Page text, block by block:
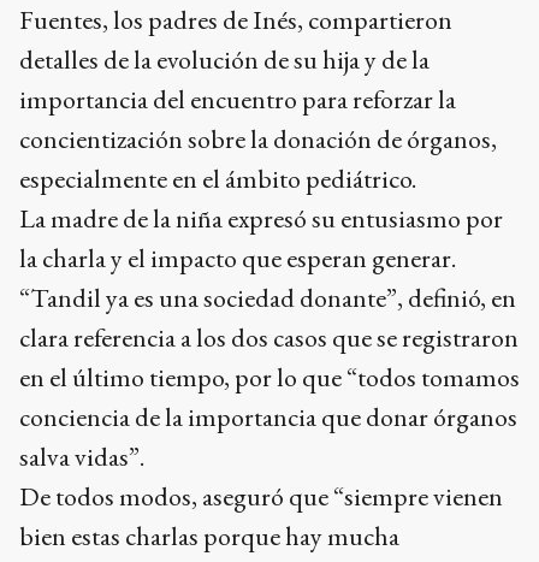
Fuentes, los padres de Inés, compartieron
detalles de la evolución de su hija y de la
importancia del encuentro para reforzar la
concientización sobre la donación de órganos,
especialmente en el ámbito pediátrico.
La madre de la niña expresó su entusiasmo por
la charla y el impacto que esperan generar.
“Tandil ya es una sociedad donante”, definió, en
clara referencia a los dos casos que se registraron
en el último tiempo, por lo que “todos tomamos
conciencia de la importancia que donar órganos
salva vidas”.
De todos modos, aseguró que “siempre vienen
bien estas charlas porque hay mucha